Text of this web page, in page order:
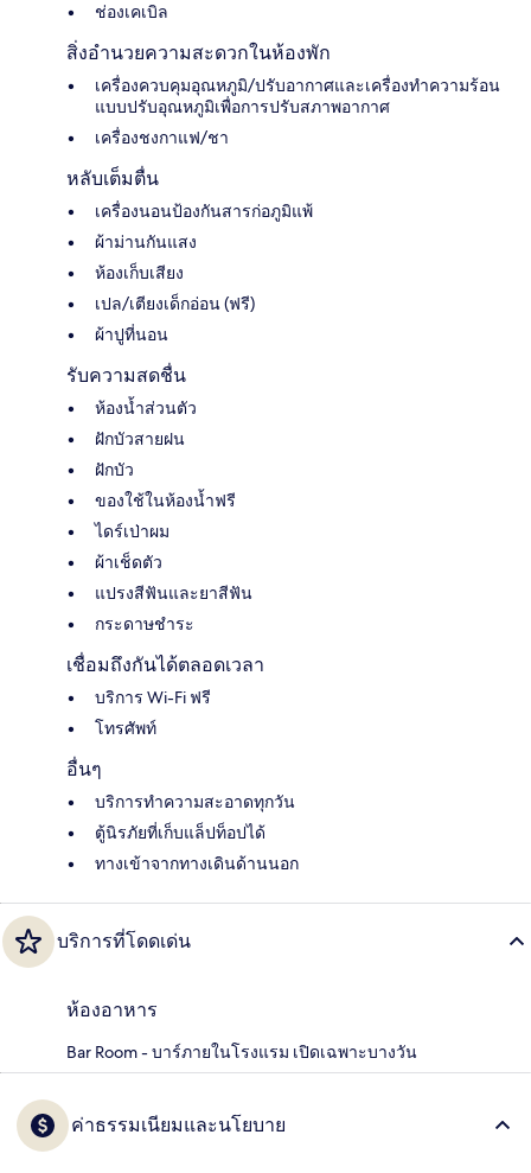
ช่องเคเบิล
สิ่งอำนวยความสะดวกในห้องพัก
เครื่องควบคุมอุณหภูมิ/ปรับอากาศและเครื่องทำความร้อน
แบบปรับอุณหภูมิเพื่อการปรับสภาพอากาศ
เครื่องชงกาแฟ/ชา
หลับเต็มตื่น
เครื่องนอนป้องกันสารก่อภูมิแพ้
ผ้าม่านกันแสง
ห้องเก็บเสียง
เปล/เตียงเด็กอ่อน (ฟรี)
ผ้าปูที่นอน
รับความสดชื่น
ห้องน้ำส่วนตัว
ฝักบัวสายฝน
ฝักบัว
ของใช้ในห้องน้ำฟรี
ไดร์เป่าผม
ผ้าเช็ดตัว
แปรงสีฟันและยาสีฟัน
กระดาษชำระ
เชื่อมถึงกันได้ตลอดเวลา
บริการ Wi-Fi ฟรี
โทรศัพท์
อื่นๆ
บริการทำความสะอาดทุกวัน
ตู้นิรภัยที่เก็บแล็ปท็อปได้
ทางเข้าจากทางเดินด้านนอก
บริการที่โดดเด่น
ห้องอาหาร
Bar Room - บาร์ภายในโรงแรม เปิดเฉพาะบางวัน
ค่าธรรมเนียมและนโยบาย